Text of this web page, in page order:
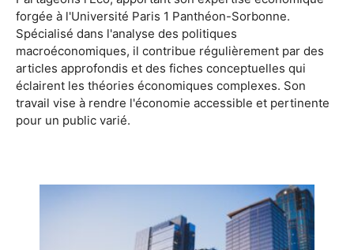
forgée à l'Université Paris 1 Panthéon-Sorbonne.
Spécialisé dans l'analyse des politiques
macroéconomiques, il contribue régulièrement par des
articles approfondis et des fiches conceptuelles qui
éclairent les théories économiques complexes. Son
travail vise à rendre l'économie accessible et pertinente
pour un public varié.